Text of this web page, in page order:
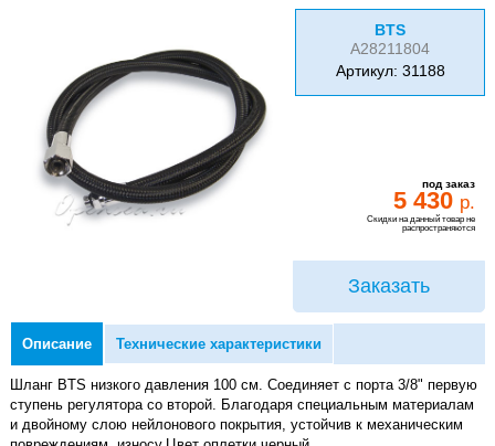
BTS
A28211804
Артикул: 31188
под заказ
5 430 р.
Скидки на данный товар не
распространяются
Заказать
Описание Технические характеристики
Шланг BTS низкого давления 100 см. Соединяет с порта 3/8" первую
ступень регулятора со второй. Благодаря специальным материалам
и двойному слою нейлонового покрытия, устойчив к механическим